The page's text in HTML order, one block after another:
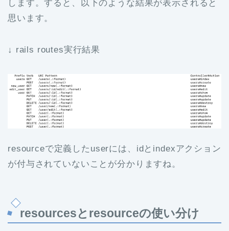
します。すると、以下のような結果が表示されると
思います。
↓ rails routes実行結果
resourceで定義したuserには、idとindexアクション
が付与されていないことが分かりますね。
resourcesとresourceの使い分け